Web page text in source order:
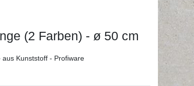
(2 Farben) - ø 50 cm
Kunststoff - Profiware